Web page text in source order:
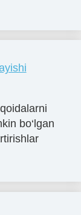
bo‘lgan